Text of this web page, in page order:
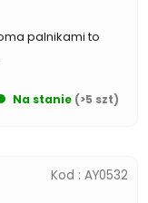
Na stanie (>5 szt)
palnikami to
Kod : AY0532